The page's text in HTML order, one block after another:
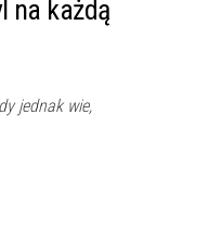
na każdą
jednak wie,